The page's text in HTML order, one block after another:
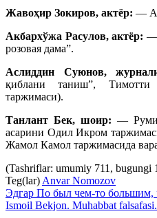
Жавоҳир Зокиров, актёр: —
Акбархўжа Расулов, актёр: —
розовая дама”.
Аслиддин Суюнов,
қиблани таниш”,
таржимаси).
Танлант Бек, шоир: —
асарини Одил Икром
Жамол Камол таржимасида
(Tashriflar: umumiy 711, bugungi
Teg(lar) Anvar Nomozov
Эдгар По был чем-то большим,
Ismoil Bekjon. Muhabbat falsafasi.